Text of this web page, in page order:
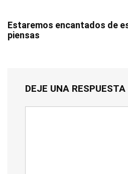
Estaremos encantados de
piensas
DEJE UNA RESPUESTA